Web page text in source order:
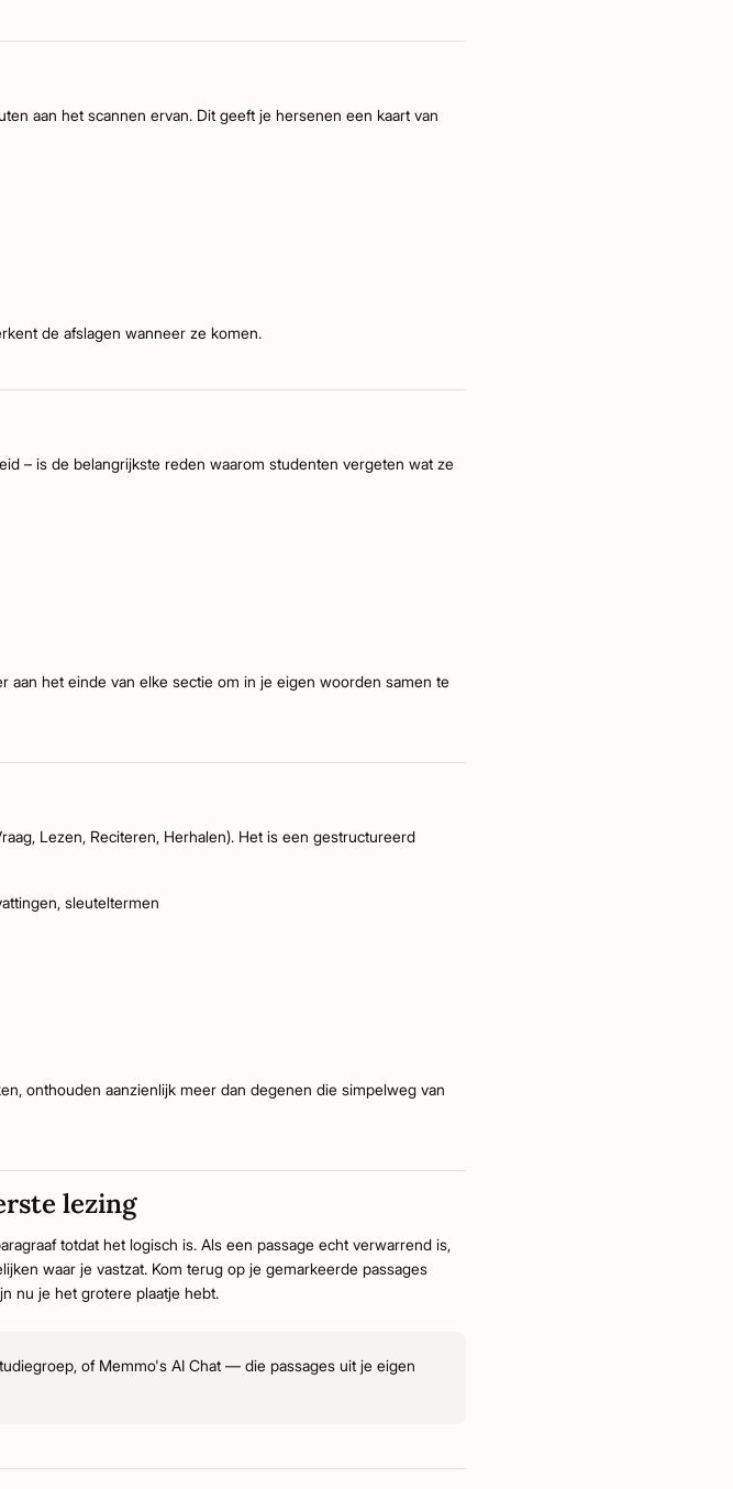
aan het scannen ervan. Dit geeft je hersenen een kaart van
de afslagen wanneer ze komen.
– is de belangrijkste reden waarom studenten vergeten wat ze
aan het einde van elke sectie om in je eigen woorden samen te
Lezen, Reciteren, Herhalen). Het is een gestructureerd
sleuteltermen
onthouden aanzienlijk meer dan degenen die simpelweg van
lezing
totdat het logisch is. Als een passage echt verwarrend is,
waar je vastzat. Kom terug op je gemarkeerde passages
nu je het grotere plaatje hebt.
of Memmo's AI Chat — die passages uit je eigen